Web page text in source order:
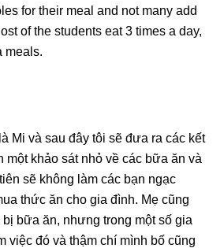
for their meal and not many add
of the students eat 3 times a day,
meals.
Mi và sau đây tôi sẽ đưa ra các kết
một khảo sát nhỏ về các bữa ăn và
sẽ không làm các bạn ngạc
thức ăn cho gia đình. Mẹ cũng
bữa ăn, nhưng trong một số gia
việc đó và thậm chí mình bố cũng